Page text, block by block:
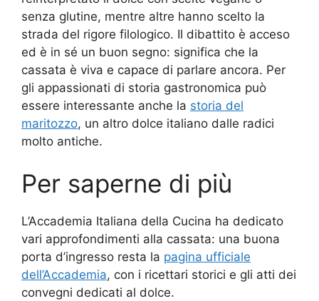
senza glutine, mentre altre hanno scelto la
strada del rigore filologico. Il dibattito è acceso
ed è in sé un buon segno: significa che la
cassata è viva e capace di parlare ancora. Per
gli appassionati di storia gastronomica può
essere interessante anche la storia del
maritozzo, un altro dolce italiano dalle radici
molto antiche.
Per saperne di più
L’Accademia Italiana della Cucina ha dedicato
vari approfondimenti alla cassata: una buona
porta d’ingresso resta la pagina ufficiale
dell’Accademia, con i ricettari storici e gli atti dei
convegni dedicati al dolce.